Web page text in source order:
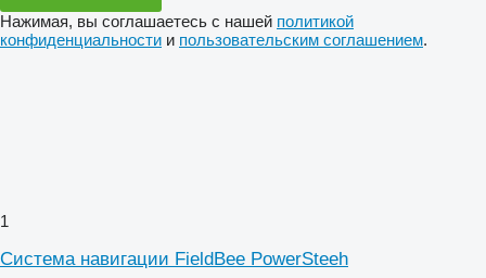
Нажимая, вы соглашаетесь с нашей политикой
конфиденциальности и пользовательским соглашением.
1
Система навигации FieldBee PowerSteeh